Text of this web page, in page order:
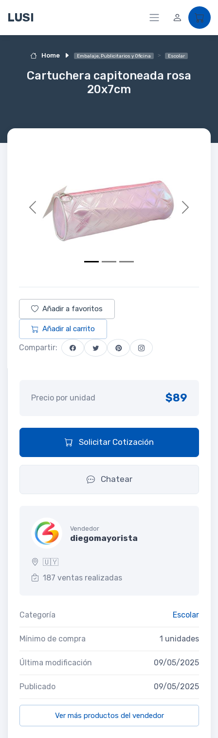
LUSI
Home Embalaje, Publicitarios y Oficina Escolar
Cartuchera capitoneada rosa
20x7cm
Previous Next
Añadir a favoritos
Añadir al carrito
Compartir:
Precio por unidad $89
Solicitar Cotización
Chatear
Vendedor
diegomayorista
🇺🇾
187 ventas realizadas
Categoría Escolar
Mínimo de compra 1 unidades
Última modificación 09/05/2025
Publicado 09/05/2025
Ver más productos del vendedor